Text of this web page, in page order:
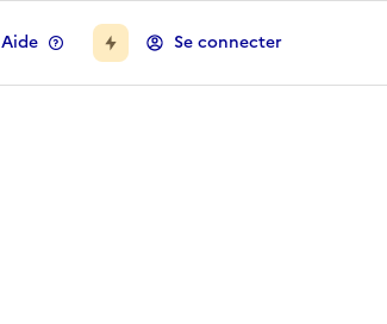
Aide Se connecter